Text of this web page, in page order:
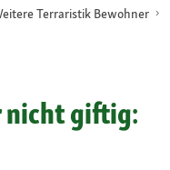
Terraristik Bewohner
nicht giftig: